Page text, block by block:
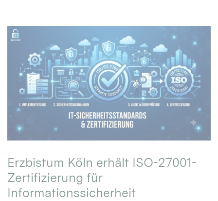
Erzbistum Köln erhält ISO-27001-
Zertifizierung für
Informationssicherheit